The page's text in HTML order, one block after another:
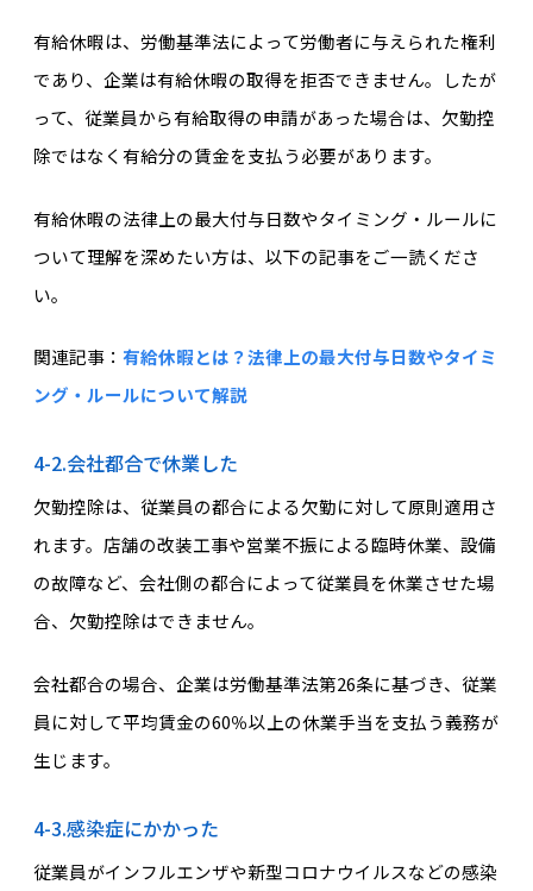
有給休暇は、労働基準法によって労働者に与えられた権利
であり、企業は有給休暇の取得を拒否できません。したが
って、従業員から有給取得の申請があった場合は、欠勤控
除ではなく有給分の賃金を支払う必要があります。
有給休暇の法律上の最大付与日数やタイミング・ルールに
ついて理解を深めたい方は、以下の記事をご一読くださ
い。
関連記事： 有給休暇とは？法律上の最大付与日数やタイミ
ング・ルールについて解説
4-2.会社都合で休業した
欠勤控除は、従業員の都合による欠勤に対して原則適用さ
れます。店舗の改装工事や営業不振による臨時休業、設備
の故障など、会社側の都合によって従業員を休業させた場
合、欠勤控除はできません。
会社都合の場合、企業は労働基準法第26条に基づき、従業
員に対して平均賃金の60％以上の休業手当を支払う義務が
生じます。
4-3.感染症にかかった
従業員がインフルエンザや新型コロナウイルスなどの感染